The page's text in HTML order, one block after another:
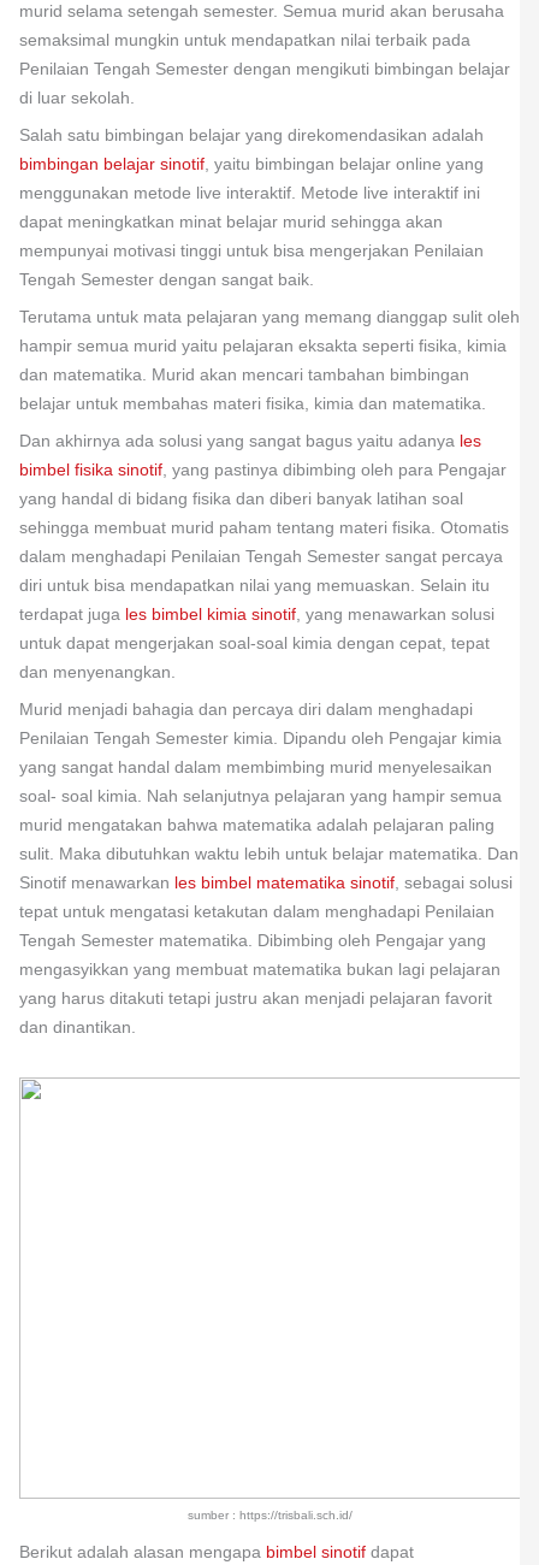
murid selama setengah semester. Semua murid akan berusaha
semaksimal mungkin untuk mendapatkan nilai terbaik pada
Penilaian Tengah Semester dengan mengikuti bimbingan belajar
di luar sekolah.
Salah satu bimbingan belajar yang direkomendasikan adalah
bimbingan belajar sinotif , yaitu bimbingan belajar online yang
menggunakan metode live interaktif. Metode live interaktif ini
dapat meningkatkan minat belajar murid sehingga akan
mempunyai motivasi tinggi untuk bisa mengerjakan Penilaian
Tengah Semester dengan sangat baik.
Terutama untuk mata pelajaran yang memang dianggap sulit oleh
hampir semua murid yaitu pelajaran eksakta seperti fisika, kimia
dan matematika. Murid akan mencari tambahan bimbingan
belajar untuk membahas materi fisika, kimia dan matematika.
Dan akhirnya ada solusi yang sangat bagus yaitu adanya les
bimbel fisika sinotif , yang pastinya dibimbing oleh para Pengajar
yang handal di bidang fisika dan diberi banyak latihan soal
sehingga membuat murid paham tentang materi fisika. Otomatis
dalam menghadapi Penilaian Tengah Semester sangat percaya
diri untuk bisa mendapatkan nilai yang memuaskan. Selain itu
terdapat juga les bimbel kimia sinotif , yang menawarkan solusi
untuk dapat mengerjakan soal-soal kimia dengan cepat, tepat
dan menyenangkan.
Murid menjadi bahagia dan percaya diri dalam menghadapi
Penilaian Tengah Semester kimia. Dipandu oleh Pengajar kimia
yang sangat handal dalam membimbing murid menyelesaikan
soal- soal kimia. Nah selanjutnya pelajaran yang hampir semua
murid mengatakan bahwa matematika adalah pelajaran paling
sulit. Maka dibutuhkan waktu lebih untuk belajar matematika. Dan
Sinotif menawarkan les bimbel matematika sinotif , sebagai solusi
tepat untuk mengatasi ketakutan dalam menghadapi Penilaian
Tengah Semester matematika. Dibimbing oleh Pengajar yang
mengasyikkan yang membuat matematika bukan lagi pelajaran
yang harus ditakuti tetapi justru akan menjadi pelajaran favorit
dan dinantikan.
sumber : https://trisbali.sch.id/
Berikut adalah alasan mengapa bimbel sinotif dapat